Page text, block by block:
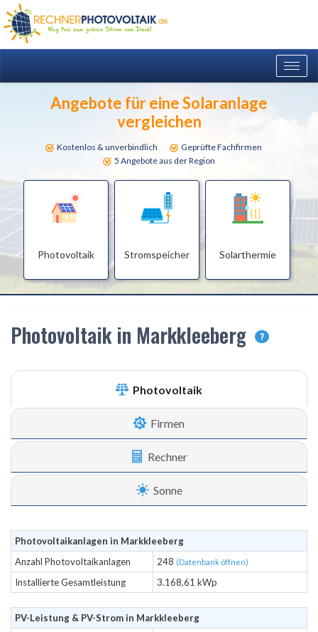
Angebote für eine Solaranlage
vergleichen
Kostenlos & unverbindlich
Geprüfte Fachfirmen
5 Angebote aus der Region
Photovoltaik Stromspeicher Solarthermie
Photovoltaik in Markkleeberg ?
Photovoltaik
Firmen
Rechner
Sonne
Photovoltaikanlagen in Markkleeberg
Anzahl Photovoltaikanlagen
248 (Datenbank öffnen)
Installierte Gesamtleistung 3.168,61 kWp
PV-Leistung & PV-Strom in Markkleeberg